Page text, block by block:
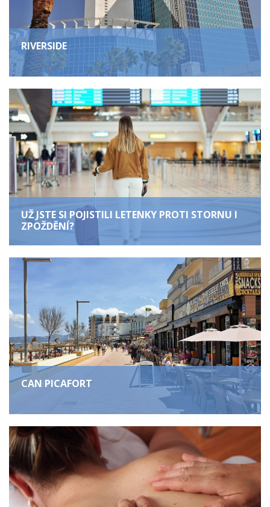
RIVERSIDE
UŽ JSTE SI POJISTILI LETENKY PROTI STORNU I
ZPOŽDĚNÍ?
CAN PICAFORT